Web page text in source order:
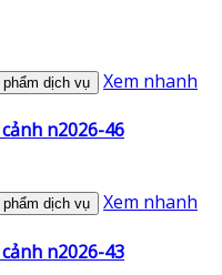
dịch vụ Xem nhanh
n2026-46
dịch vụ Xem nhanh
n2026-43